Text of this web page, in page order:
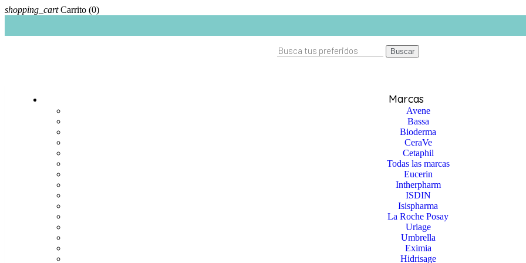
shopping_cart Carrito (0)
Buscar
Marcas
Avene
Bassa
Bioderma
CeraVe
Cetaphil
Todas las marcas
Eucerin
Intherpharm
ISDIN
Isispharma
La Roche Posay
Uriage
Umbrella
Eximia
Hidrisage